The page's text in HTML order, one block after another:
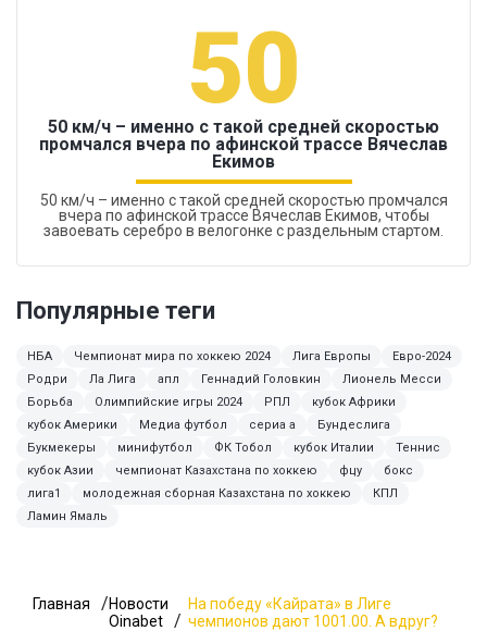
50
50 км/ч – именно с такой средней скоростью
промчался вчера по афинской трассе Вячеслав
Екимов
50 км/ч – именно с такой средней скоростью промчался
вчера по афинской трассе Вячеслав Екимов, чтобы
завоевать серебро в велогонке с раздельным стартом.
Популярные теги
НБА Чемпионат мира по хоккею 2024 Лига Европы
Евро-2024
Родри
Ла Лига апл Геннадий Головкин
Лионель Месси
Борьба
Олимпийские игры 2024 РПЛ
кубок Африки
кубок Америки
Медиа футбол сериа а
Бундеслига
Букмекеры
минифутбол ФК Тобол кубок Италии
Теннис
кубок Азии
чемпионат Казахстана по хоккею фцу
бокс
лига1
молодежная сборная Казахстана по хоккею
КПЛ
Ламин Ямаль
Главная
Новости
Oinabet
На победу «Кайрата» в Лиге
чемпионов дают 1001.00. А вдруг?